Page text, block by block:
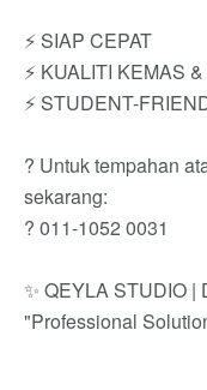
⚡ SIAP CEPAT
⚡ KUALITI KEMAS
⚡ STUDENT-
? Untuk tempahan
sekarang:
? 011-1052 0031
✨ QEYLA STUDIO |
"Professional